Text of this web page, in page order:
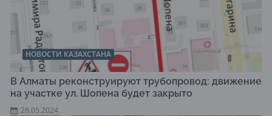
НОВОСТИ КАЗАХСТАНА
В Алматы реконструируют трубопровод: движение
на участке ул. Шопена будет закрыто
28.05.2024